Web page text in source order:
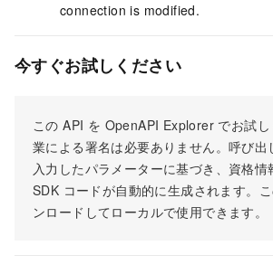
connection is modified.
今すぐお試しください
この API を OpenAPI Explorer でお試
業による署名は必要ありません。呼び出
入力したパラメーターに基づき、資格情
SDK コードが自動的に生成されます。
ンロードしてローカルで使用できます。